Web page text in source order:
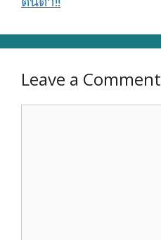
Leave a Comment